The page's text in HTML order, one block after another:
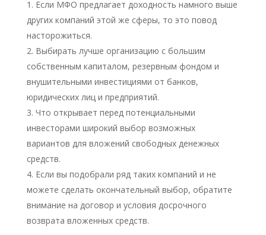
Если МФО предлагает доходность намного выше
других компаний этой же сферы, то это повод
насторожиться.
Выбирать лучше организацию с большим
собственным капиталом, резервным фондом и
внушительными инвестициями от банков,
юридических лиц и предприятий.
Что открывает перед потенциальными
инвесторами широкий выбор возможных
вариантов для вложений свободных денежных
средств.
Если вы подобрали ряд таких компаний и не
можете сделать окончательный выбор, обратите
внимание на договор и условия досрочного
возврата вложенных средств.